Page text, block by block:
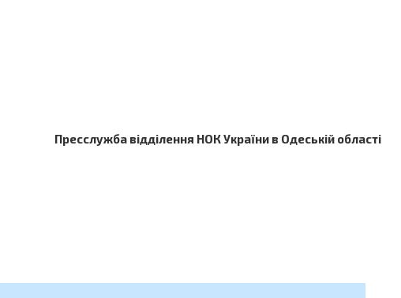
Пресслужба відділення НОК України в Одеській області